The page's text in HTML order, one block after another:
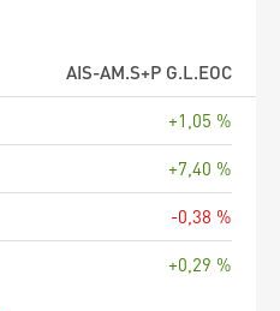
AIS-AM.S+P G.L.EOC
+1,05 %
+7,40 %
-0,38 %
+0,29 %